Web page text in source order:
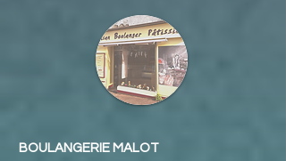
BOULANGERIE MALOT